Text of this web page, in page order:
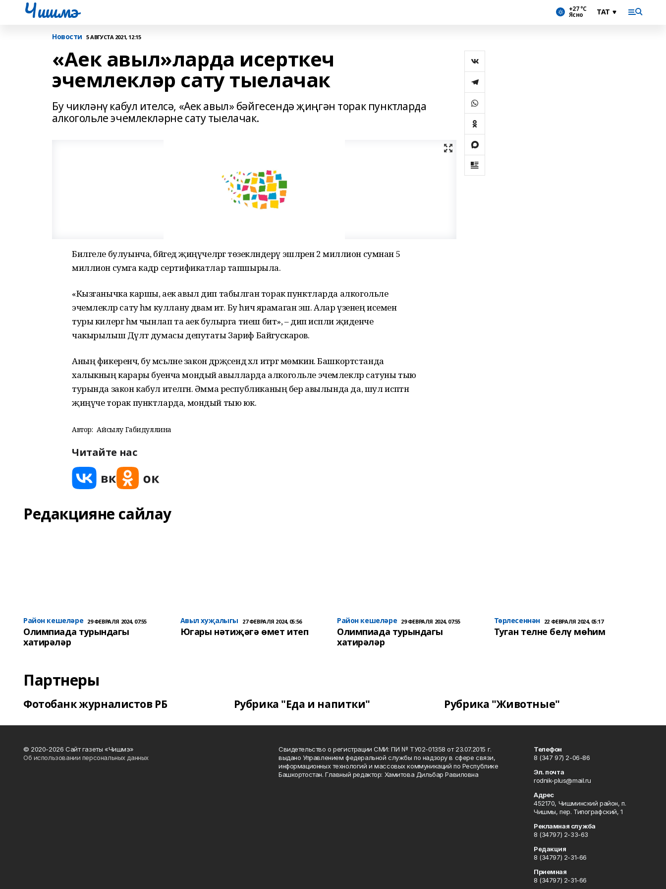
Чишмэ +27 °С
Ясно
Новости 5 АВГУСТА 2021, 12:15
«Аек авыл»ларда исерткеч
эчемлекләр сату тыелачак
Бу чикләнү кабул ителсә, «Аек авыл» бәйгесендә җиңгән торак пунктларда
алкогольле эчемлекләрне сату тыелачак.
Билгеле булуынча, бәйгедә җиңүчеләргә төзекләндерү эшләренә 2 миллион сумнан 5
миллион сумга кадәр сертификатлар тапшырыла.
«Кызганычка каршы, аек авыл дип табылган торак пунктларда алкогольле
эчемлекләр сату һәм куллану дәвам итә. Бу һич ярамаган эш. Алар үзенең исеменә
туры килергә һәм чынлап та аек булырга тиеш бит», – дип исәпли җиденче
чакырылыш Дәүләт думасы депутаты Зариф Байгускаров.
Аның фикеренчә, бу мәсьәләне закон дәрәҗәсендә хәл итәргә мөмкин. Башкортстанда
халыкның карары буенча мондый авылларда алкогольле эчемлекләр сатуны тыю
турында закон кабул ителгән. Әмма республиканың бер авылында да, шул исәптән
җиңүче торак пунктларда, мондый тыю юк.
Автор: Айсылу Габидуллина
Читайте нас
Редакцияне сайлау
Район кешеләре 29 ФЕВРАЛЯ 2024, 07:55
Олимпиада турындагы
хатирәләр
Авыл хуҗалыгы 27 ФЕВРАЛЯ 2024, 05:56
Югары нәтиҗәгә өмет итеп
Район кешеләре 29 ФЕВРАЛЯ 2024, 07:55
Олимпиада турындагы
хатирәләр
Төрлесеннән 22 ФЕВРАЛЯ 2024, 05:17
Туган телне белү мөһим
Партнеры
Фотобанк журналистов РБ Рубрика "Еда и напитки" Рубрика "Животные"
© 2020-2026 Сайт газеты «Чишмэ»
Об использовании персональных данных
Свидетельство о регистрации СМИ: ПИ № ТУ02-01358 от 23.07.2015 г.
выдано Управлением федеральной службы по надзору в сфере связи,
информационных технологий и массовых коммуникаций по Республике
Башкортостан. Главный редактор: Хамитова Дильбар Равиловна
Телефон
8 (347 97) 2-06-86
Эл. почта
rodnik-plus@mail.ru
Адрес
452170, Чишминский район, п.
Чишмы, пер. Типографский, 1
Рекламная служба
8 (34797) 2-33-63
Редакция
8 (34797) 2-31-66
Приемная
8 (34797) 2-31-66